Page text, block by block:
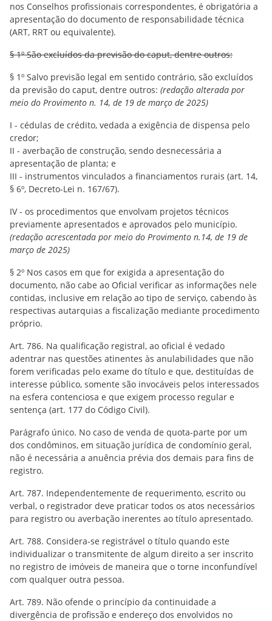
nos Conselhos profissionais correspondentes, é obrigatória a
apresentação do documento de responsabilidade técnica
(ART, RRT ou equivalente).
§ 1º São excluídos da previsão do caput, dentre outros:
§ 1º Salvo previsão legal em sentido contrário, são excluídos
da previsão do caput, dentre outros: (redação alterada por
meio do Provimento n. 14, de 19 de março de 2025)
I - cédulas de crédito, vedada a exigência de dispensa pelo
credor;
II - averbação de construção, sendo desnecessária a
apresentação de planta; e
III - instrumentos vinculados a financiamentos rurais (art. 14,
§ 6º, Decreto-Lei n. 167/67).
IV - os procedimentos que envolvam projetos técnicos
previamente apresentados e aprovados pelo município.
(redação acrescentada por meio do Provimento n.14, de 19 de
março de 2025)
§ 2º Nos casos em que for exigida a apresentação do
documento, não cabe ao Oficial verificar as informações nele
contidas, inclusive em relação ao tipo de serviço, cabendo às
respectivas autarquias a fiscalização mediante procedimento
próprio.
Art. 786. Na qualificação registral, ao oficial é vedado
adentrar nas questões atinentes às anulabilidades que não
forem verificadas pelo exame do título e que, destituídas de
interesse público, somente são invocáveis pelos interessados
na esfera contenciosa e que exigem processo regular e
sentença (art. 177 do Código Civil).
Parágrafo único. No caso de venda de quota-parte por um
dos condôminos, em situação jurídica de condomínio geral,
não é necessária a anuência prévia dos demais para fins de
registro.
Art. 787. Independentemente de requerimento, escrito ou
verbal, o registrador deve praticar todos os atos necessários
para registro ou averbação inerentes ao título apresentado.
Art. 788. Considera-se registrável o título quando este
individualizar o transmitente de algum direito a ser inscrito
no registro de imóveis de maneira que o torne inconfundível
com qualquer outra pessoa.
Art. 789. Não ofende o princípio da continuidade a
divergência de profissão e endereço dos envolvidos no